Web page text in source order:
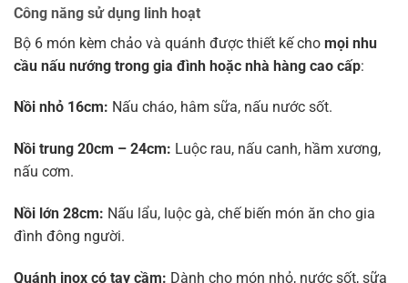
Công năng sử dụng linh hoạt
Bộ 6 món kèm chảo và quánh được thiết kế cho mọi nhu
cầu nấu nướng trong gia đình hoặc nhà hàng cao cấp:
Nồi nhỏ 16cm: Nấu cháo, hâm sữa, nấu nước sốt.
Nồi trung 20cm – 24cm: Luộc rau, nấu canh, hầm xương,
nấu cơm.
Nồi lớn 28cm: Nấu lẩu, luộc gà, chế biến món ăn cho gia
đình đông người.
Quánh inox có tay cầm: Dành cho món nhỏ, nước sốt, sữa